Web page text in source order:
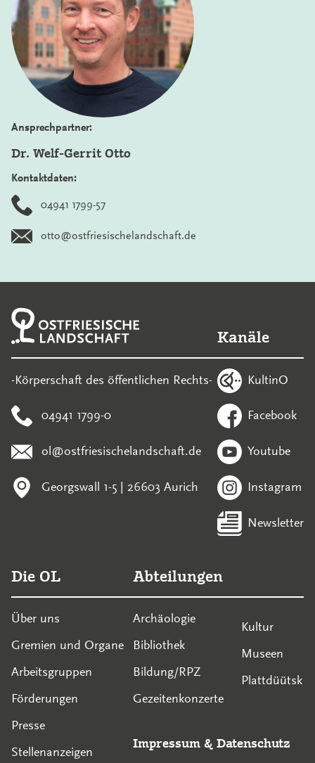
Ansprechpartner:
Dr. Welf-Gerrit Otto
Kontaktdaten:
04941 1799-57
otto@ostfriesischelandschaft.de
-Körperschaft des öffentlichen Rechts-
04941 1799-0
ol@ostfriesischelandschaft.de
Georgswall 1-5 | 26603 Aurich
Kanäle
KultinO
Facebook
Youtube
Instagram
Newsletter
Die OL
Über uns
Gremien und Organe
Arbeitsgruppen
Förderungen
Presse
Stellenanzeigen
Abteilungen
Archäologie
Bibliothek
Bildung/RPZ
Gezeitenkonzerte
Kultur
Museen
Plattdüütsk
Impressum & Datenschutz